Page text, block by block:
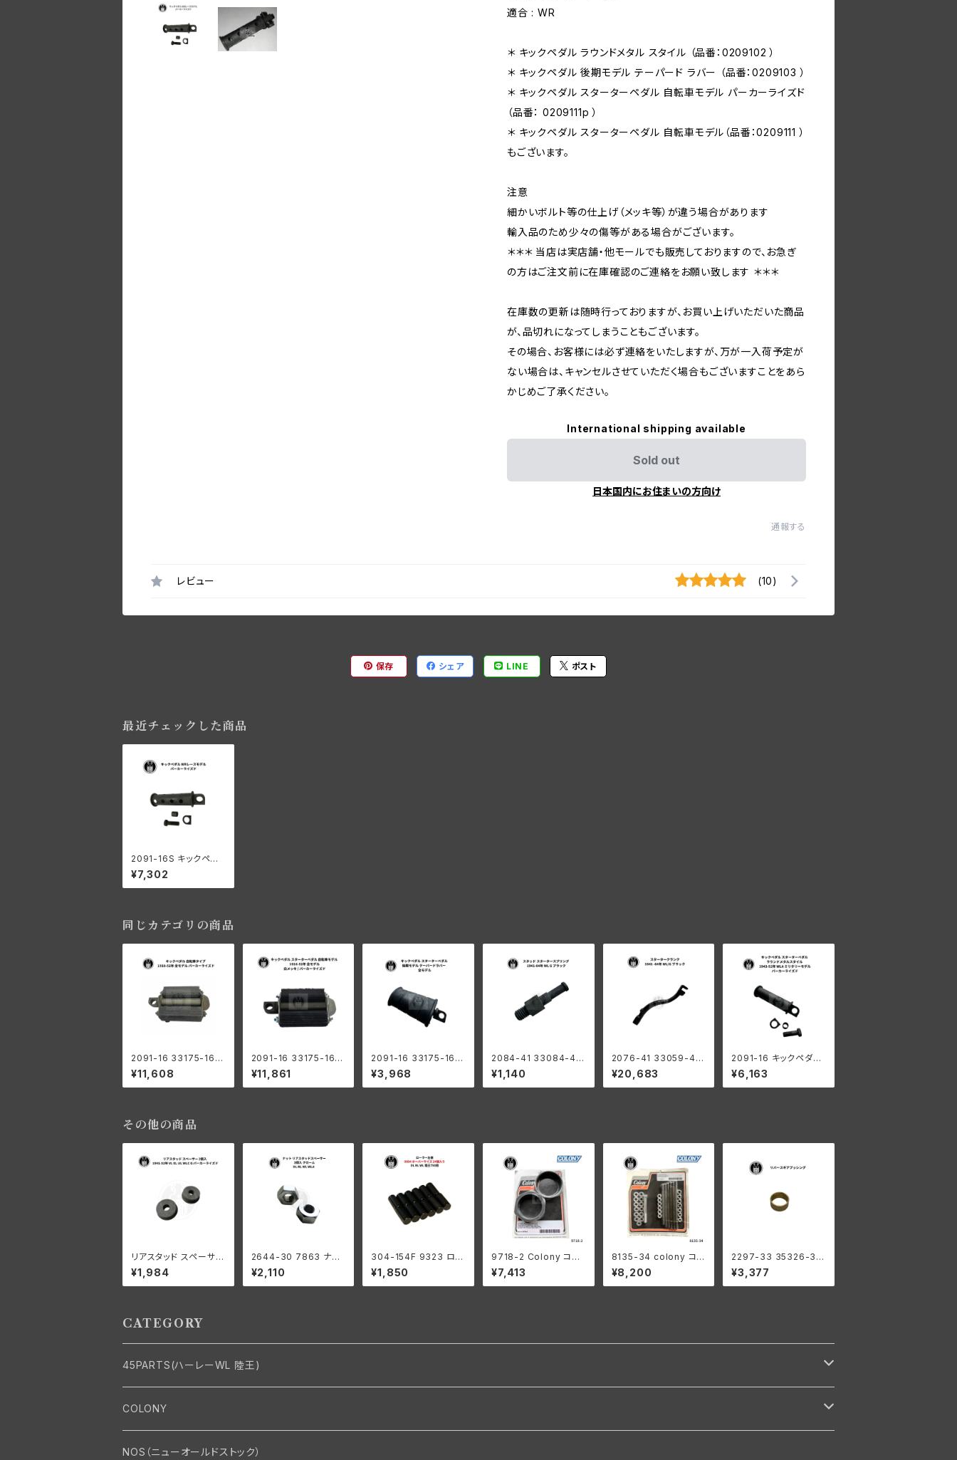
適合 : WR
＊ キックペダル ラウンドメタル スタイル （品番：0209102 ）
＊ キックペダル 後期モデル テーパード ラバー （品番：0209103 ）
＊ キックペダル スターターペダル 自転車モデル パーカーライズド
（品番： 0209111p ）
＊ キックペダル スターターペダル 自転車モデル（品番：0209111 ）
もございます。
注意
細かいボルト等の仕上げ（メッキ等）が違う場合があります
輸入品のため少々の傷等がある場合がございます。
＊＊＊ 当店は実店舗・他モールでも販売しておりますので、お急ぎ
の方はご注文前に在庫確認のご連絡をお願い致します ＊＊＊
在庫数の更新は随時行っておりますが、お買い上げいただいた商品
が、品切れになってしまうこともございます。
その場合、お客様には必ず連絡をいたしますが、万が一入荷予定が
ない場合は、キャンセルさせていただく場合もございますことをあら
かじめご了承ください。
International shipping available
Sold out
日本国内にお住まいの方向け
通報する
レビュー (10)
保存 シェア LINE ポスト
最近チェックした商品
2091-16S キックペダ
ル WRレース ハーレー
軽量モデル ボルトセット
付 パーカーライズド
¥7,302
同じカテゴリの商品
2091-16 33175-16
スターターペダル キック
ペダル 自転車タイプ ハ
ーレーダビッドソン 191
¥11,608
2091-16 33175-16
キックペダル スターター
ペダル 自転車モデル ハ
ーレーダビッドソン 191
¥11,861
2091-16 33175-16A
キックペダル スターター
ペダル 後期モデル テー
パードラバー ハーレー
¥3,968
2084-41 33084-41
スタッド スタータースプ
リング キックスプリング
ハーレーダビッドソン 1
¥1,140
2076-41 33059-41
クランク スターター キ
ックアーム ハーレーダ
ビッドソン 1941-64年
¥20,683
2091-16 キックペダル
スターターペダル ラウ
ンドメタルスタイル ハー
レーダビッドソン 1943
¥6,163
その他の商品
リアスタッド スペーサー
2個入 ハーレーダビッド
ソン 1941-52年 VL EL
UL WLC G パーカーラ
¥1,984
2644-30 7863 ナッ
ト リアスタッドスペーサ
ー 2個入 ハーレーダビ
ッドソン DL RL WL W
¥2,110
304-154F 9323 ロー
ラー 左側 +0004 オー
バーサイズ 24個入り ス
プロケットシャフト側 ハ
¥1,850
9718-2 Colony コロ
ニー インテーク マニホ
ールド ナット キット ハ
ーレーダビッドソン 194
¥7,413
8135-34 colony コロ
ニー カドミメッキ ファス
ナー モーターケース キ
ット ハーレーダビッドソ
¥8,200
2297-33 35326-33
リバース ギア ブッシン
グ メインシャフト ハー
レーダビッドソン 1941-
¥3,377
CATEGORY
45PARTS(ハーレーWL 陸王)
エンジン
エンジン・シリンダーヘッド
マフラー・インテーク・キャブレター
COLONY
Bolt・Nut
NOS（ニューオールドストック）